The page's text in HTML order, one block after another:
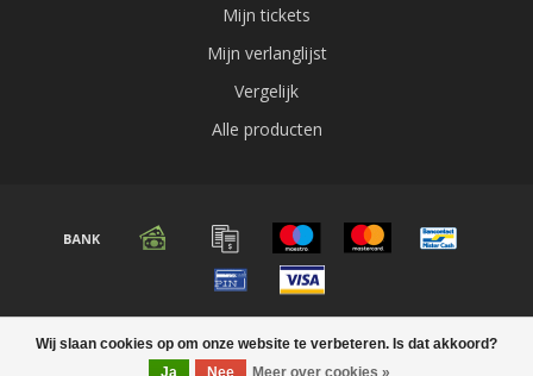
Wij slaan cookies op om onze website te verbeteren. Is dat akkoord?
Ja
Nee Meer over cookies »
Mijn tickets
Mijn verlanglijst
Vergelijk
Alle producten
© Copyright 2026 Audio expert